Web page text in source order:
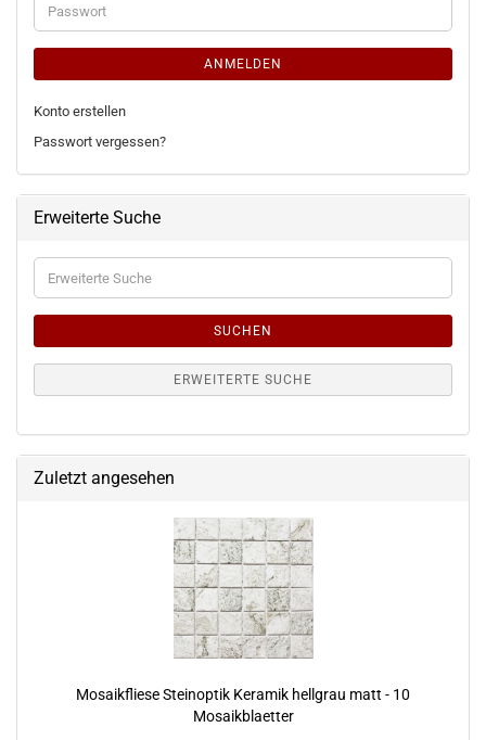
Passwort
ANMELDEN
Konto erstellen
Passwort vergessen?
Erweiterte Suche
Erweiterte
Suche
SUCHEN
ERWEITERTE SUCHE
Zuletzt angesehen
Mosaikfliese Steinoptik Keramik hellgrau matt - 10
Mosaikblaetter